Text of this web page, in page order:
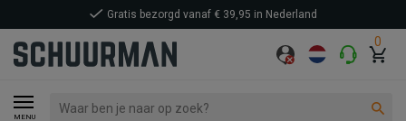
0
MENU
Gratis bezorgd vanaf € 39,95 in Nederland